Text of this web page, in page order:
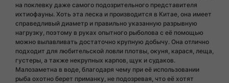
на поклевку даже самого подозрительного представителя
ихтиофауны. Хоть эта леска и производится в Китае, она имеет
справедливый диаметр и правильно указанную разрывную
нагрузку, поэтому в руках опытного рыболова с её помощью
можно вылавливать достаточно крупную добычу. Она отлично
подходит для любительской ловли плотвы, окуня, карася, леща,
густеры, а также некрупных карпов, щук и судаков.
Малозаметна в воде, благодаря чему при её использовании
рыба охотно берет приманку, не подозревая, что её хотят